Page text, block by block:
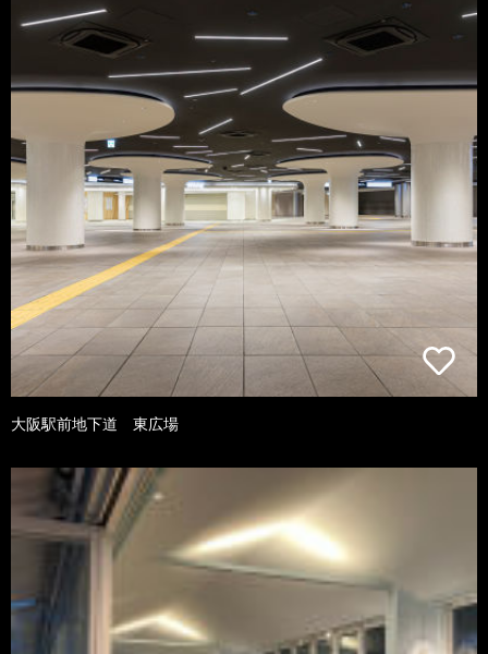
大阪駅前地下道 東広場